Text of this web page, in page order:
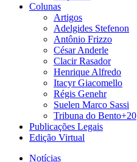
Colunas
Artigos
Adelgides Stefenon
Antônio Frizzo
César Anderle
Clacir Rasador
Henrique Alfredo
Itacyr Giacomello
Régis Genehr
Suelen Marco Sassi
Tribuna do Bento+20
Publicações Legais
Edição Virtual
Notícias